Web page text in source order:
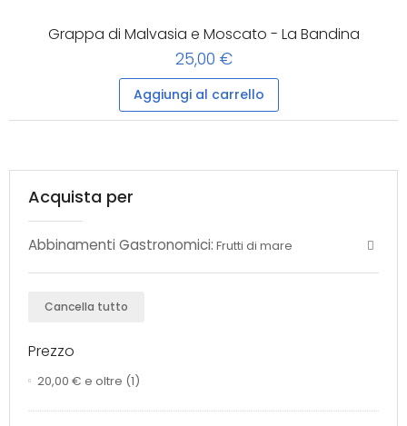
Grappa di Malvasia e Moscato - La Bandina
25,00 €
Aggiungi al carrello
Acquista per
Abbinamenti Gastronomici: Frutti di mare
Cancella tutto
Prezzo
20,00 € e oltre (1)